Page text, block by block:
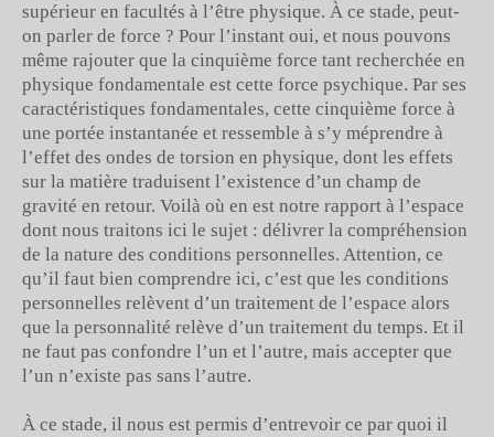
supérieur en facultés à l’être physique. À ce stade, peut-
on parler de force ? Pour l’instant oui, et nous pouvons
même rajouter que la cinquième force tant recherchée en
physique fondamentale est cette force psychique. Par ses
caractéristiques fondamentales, cette cinquième force à
une portée instantanée et ressemble à s’y méprendre à
l’effet des ondes de torsion en physique, dont les effets
sur la matière traduisent l’existence d’un champ de
gravité en retour. Voilà où en est notre rapport à l’espace
dont nous traitons ici le sujet : délivrer la compréhension
de la nature des conditions personnelles. Attention, ce
qu’il faut bien comprendre ici, c’est que les conditions
personnelles relèvent d’un traitement de l’espace alors
que la personnalité relève d’un traitement du temps. Et il
ne faut pas confondre l’un et l’autre, mais accepter que
l’un n’existe pas sans l’autre.
À ce stade, il nous est permis d’entrevoir ce par quoi il